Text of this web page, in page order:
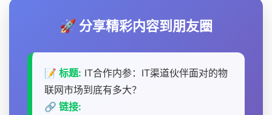
🚀 分享精彩内容到朋友圈
📝 标题: IT合作内参：IT渠道伙伴面对的物
联网市场到底有多大？
🔗 链接: